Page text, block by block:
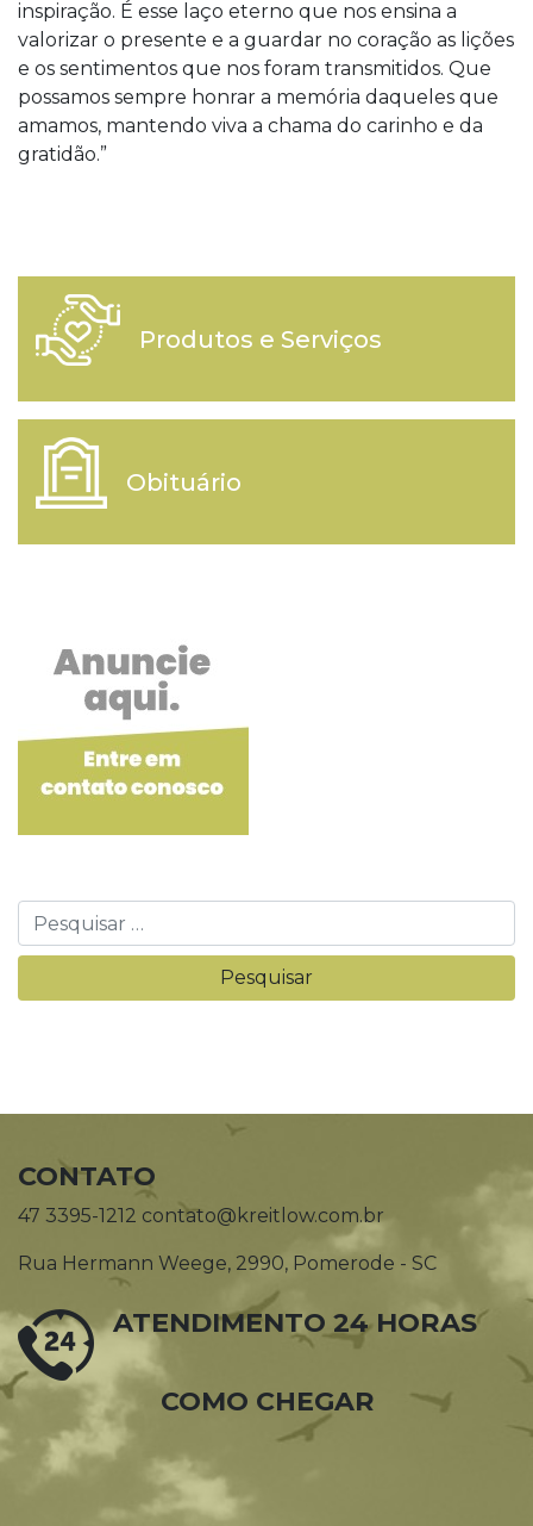
inspiração. É esse laço eterno que nos ensina a
valorizar o presente e a guardar no coração as lições
e os sentimentos que nos foram transmitidos. Que
possamos sempre honrar a memória daqueles que
amamos, mantendo viva a chama do carinho e da
gratidão.”
Produtos e Serviços
Obituário
CONTATO
47 3395-1212 contato@kreitlow.com.br
Rua Hermann Weege, 2990, Pomerode - SC
ATENDIMENTO 24 HORAS
COMO CHEGAR